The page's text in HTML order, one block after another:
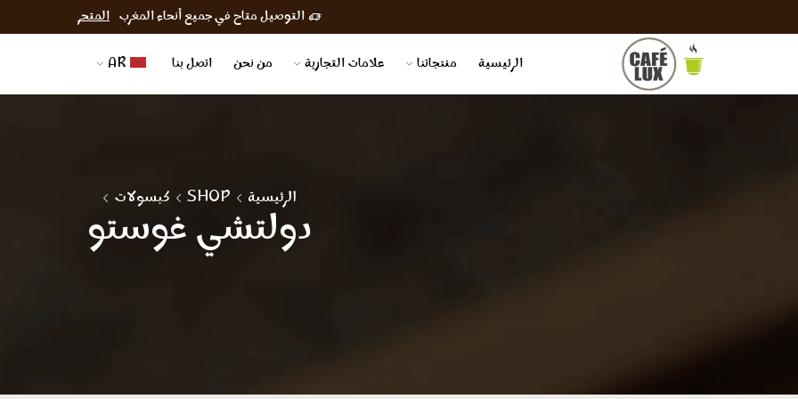
التوصيل متاح في جميع أنحاء المغرب المتجر
الرئيسية منتجاتنا علامات التجارية من نحن اتصل بنا AR
الرئيسية SHOP كبسولات
دولتشي غوستو